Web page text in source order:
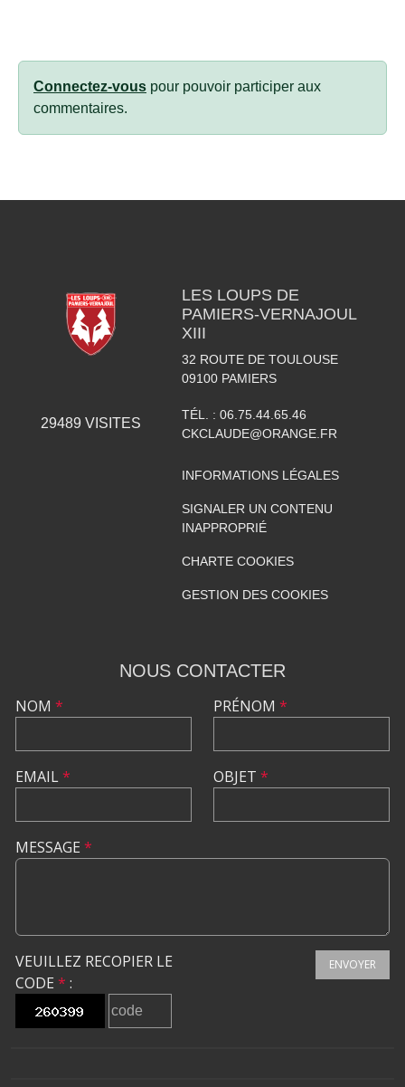
Connectez-vous pour pouvoir participer aux
commentaires.
29489 VISITES
LES LOUPS DE
PAMIERS-VERNAJOUL
XIII
32 ROUTE DE TOULOUSE
09100 PAMIERS
TÉL. : 06.75.44.65.46
CKCLAUDE@ORANGE.FR
INFORMATIONS LÉGALES
SIGNALER UN CONTENU
INAPPROPRIÉ
CHARTE COOKIES
GESTION DES COOKIES
NOUS CONTACTER
NOM *
EMAIL*
PRÉNOM *
OBJET *
MESSAGE *
VEUILLEZ RECOPIER LE
CODE * :
ENVOYER